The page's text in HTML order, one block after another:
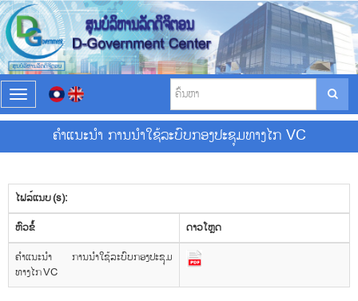
T
o
g
l
n
a
v
i
g
a
t
i
ຄໍາແນະນໍາ ການນໍາໃຊ້ລະບົບກອງປະຊຸມທາງໄກ VC
ໄຟລ໌ແນບ (s):
​ຫົວ​ຂໍ້
ດາວ​ໂຫຼດ
ຄໍາແນະນໍາ ການນໍາໃຊ້ລະບົບກອງປະຊຸມ
ທາງໄກ VC